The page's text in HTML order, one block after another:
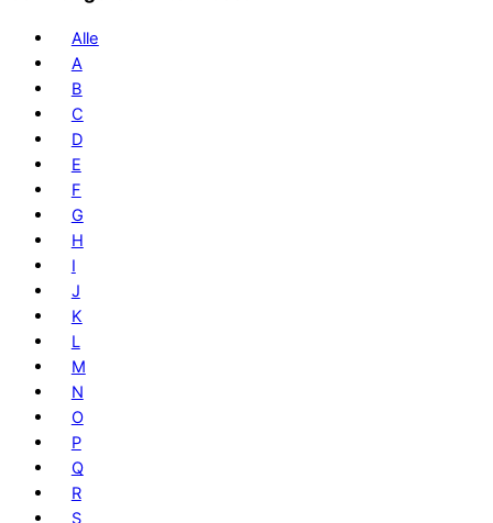
Alle
A
B
C
D
E
F
G
H
I
J
K
L
M
N
O
P
Q
R
S